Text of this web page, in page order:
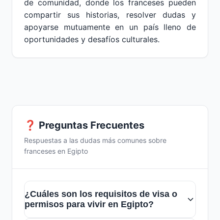
de comunidad, donde los franceses pueden
compartir sus historias, resolver dudas y
apoyarse mutuamente en un país lleno de
oportunidades y desafíos culturales.
❓ Preguntas Frecuentes
Respuestas a las dudas más comunes sobre
franceses en Egipto
¿Cuáles son los requisitos de visa o
permisos para vivir en Egipto?